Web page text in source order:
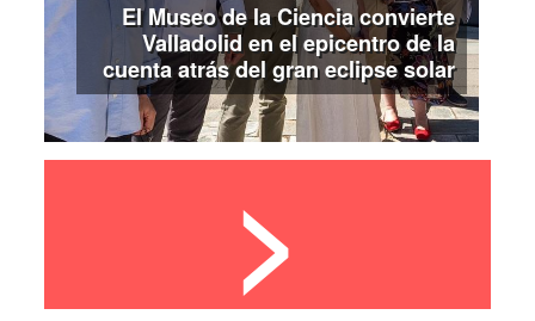
El Museo de la Ciencia convierte
Valladolid en el epicentro de la
cuenta atrás del gran eclipse solar
>